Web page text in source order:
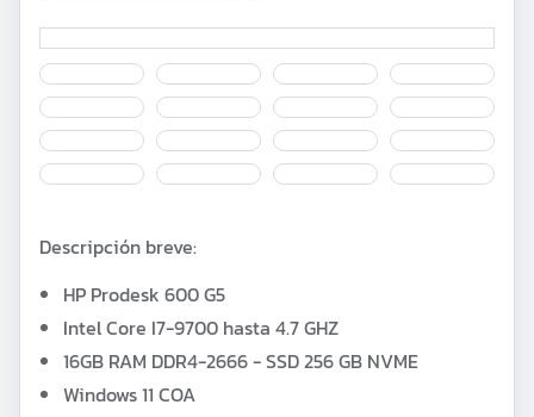
Descripción breve:
HP Prodesk 600 G5
Intel Core I7-9700 hasta 4.7 GHZ
16GB RAM DDR4-2666 - SSD 256 GB NVME
Windows 11 COA